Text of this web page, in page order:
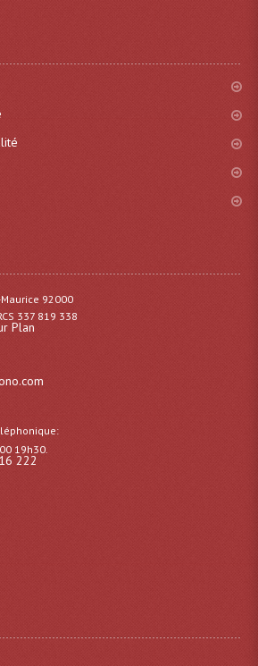
Minidisc
Enregistreur Numérique
Microphones Filaires
Sans Fil HF VHF 200MHZ
Micros De Studio
92000
337 819 338
Plan
19h30.
222